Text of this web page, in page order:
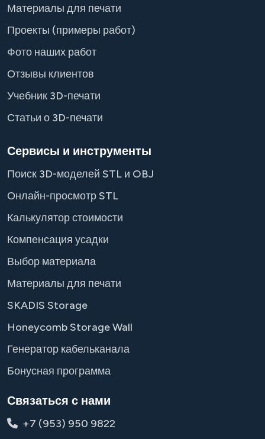
Материалы для печати
Проекты (примеры работ)
Фото наших работ
Отзывы клиентов
Учебник 3D-печати
Статьи о 3D-печати
Сервисы и инструменты
Поиск 3D-моделей STL и OBJ
Онлайн-просмотр STL
Калькулятор стоимости
Компенсация усадки
Выбор материала
Материалы для печати
SKADIS Storage
Honeycomb Storage Wall
Генератор кабельканала
Бонусная программа
Связаться с нами
+7 (953) 950 9822